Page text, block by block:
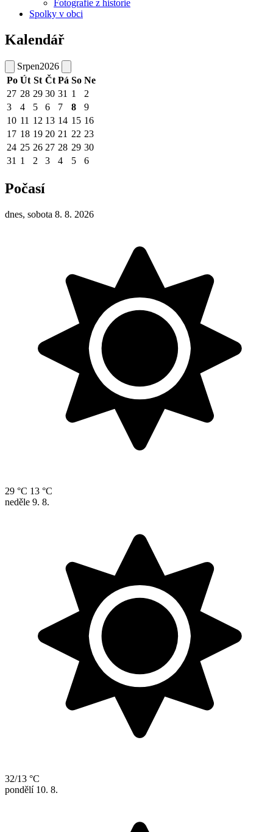
Fotografie z historie
Spolky v obci
Kalendář
Srpen2026
Po Út St Čt Pá So Ne
27 28 29 30 31 1
2
3
4 5 6 7 8
9
10 11 12 13 14 15 16
17 18 19 20 21 22 23
24 25 26 27 28 29 30
31 1 2 3 4 5 6
Počasí
dnes, sobota 8. 8. 2026
29 °C 13 °C
neděle 9. 8.
32/13 °C
pondělí 10. 8.